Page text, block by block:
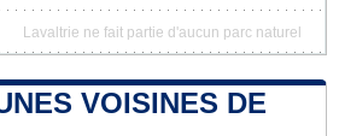
Lavaltrie ne fait partie d'aucun parc naturel
VOISINES DE